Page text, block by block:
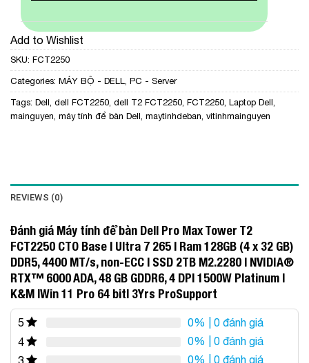
Add to Wishlist
SKU: FCT2250
Categories: MÁY BỘ - DELL, PC - Server
Tags: Dell, dell FCT2250, dell T2 FCT2250, FCT2250, Laptop Dell,
mainguyen, máy tính để bàn Dell, maytinhdeban, vitinhmainguyen
REVIEWS (0)
Đánh giá Máy tính để bàn Dell Pro Max Tower T2
FCT2250 CTO Base | Ultra 7 265 | Ram 128GB (4 x 32 GB)
DDR5, 4400 MT/s, non-ECC | SSD 2TB M2.2280 | NVIDIA®
RTX™ 6000 ADA, 48 GB GDDR6, 4 DP| 1500W Platinum |
K&M |Win 11 Pro 64 bit| 3Yrs ProSupport
5 0% | 0 đánh giá
4
0% | 0 đánh giá
3
0% | 0 đánh giá